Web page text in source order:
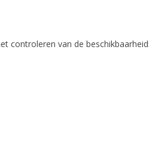
controleren van de beschikbaarheid: